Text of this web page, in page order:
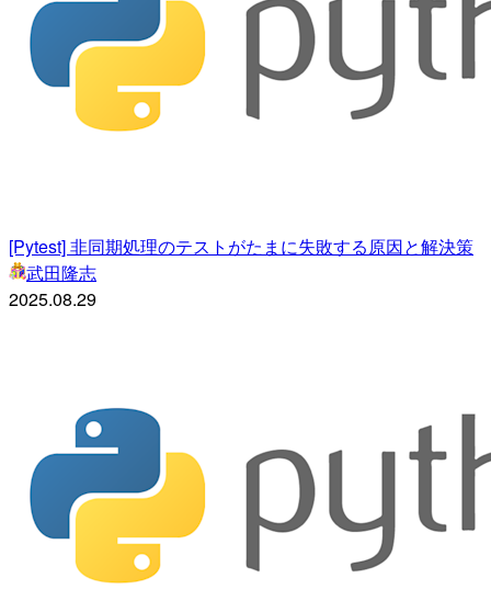
[Pytest] 非同期処理のテストがたまに失敗する原因と解決策
武田隆志
2025.08.29